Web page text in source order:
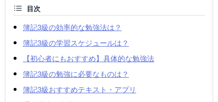
目次
簿記3級の効率的な勉強法は？
簿記3級の学習スケジュールは？
【初心者にもおすすめ】具体的な勉強法
簿記3級の勉強に必要なものは？
簿記3級おすすめテキスト・アプリ